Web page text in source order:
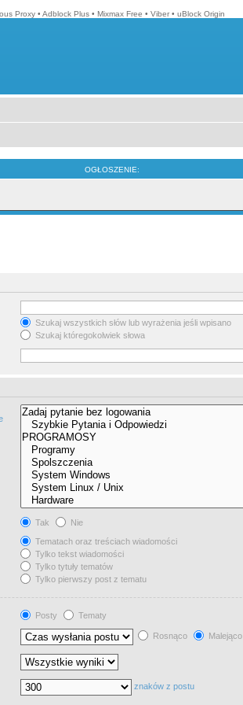
Proxy • Adblock Plus • Mixmax Free • Viber • uBlock Origin
OGŁOSZENIE:
Szukaj wszystkich słów lub wyrażenia jeśli wpisano
Szukaj któregokolwiek słowa
Tak
Nie
Tematach oraz treściach wiadomości
Tylko tekst wiadomości
Tylko tytuły tematów
Tylko pierwszy post z tematu
Posty
Tematy
Rosnąco Malejąco
znaków z postu